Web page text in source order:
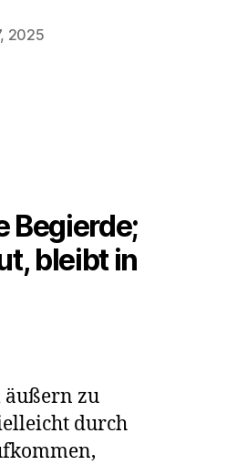
2025
Begierde;
bleibt in
äußern zu
durch